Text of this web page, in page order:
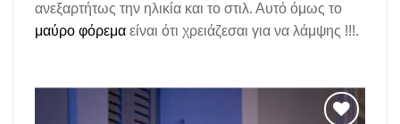
ανεξαρτήτως την ηλικία και το στιλ. Αυτό όμως το
μαύρο φόρεμα είναι ότι χρειάζεσαι για να λάμψης !!!.